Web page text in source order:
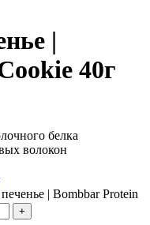
|
40г
белка
волокон
| Bombbar Protein